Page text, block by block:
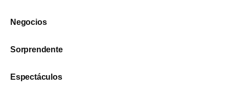
Negocios
Sorprendente
Espectáculos